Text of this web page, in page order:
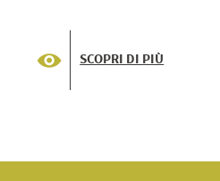
SCOPRI DI PIÙ